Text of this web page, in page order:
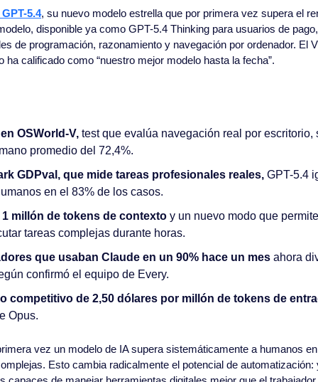
5.4, su nuevo modelo estrella que por primera vez supera el
disponible ya como GPT-5.4 Thinking para usuarios de
de programación, razonamiento y navegación por ordenador. El
ha calificado como “nuestro mejor modelo hasta la fecha”.
OSWorld-V, test que evalúa navegación real por escritorio,
promedio del 72,4%.
GDPval, que mide tareas profesionales reales, GPT-5.4
en el 83% de los casos.
millón de tokens de contexto y un nuevo modo que
tareas complejas durante horas.
que usaban Claude en un 90% hace un mes ahora
confirmó el equipo de Every.
competitivo de 2,50 dólares por millón de tokens de
Opus.
vez un modelo de IA supera sistemáticamente a humanos
Esto cambia radicalmente el potencial de automatización: